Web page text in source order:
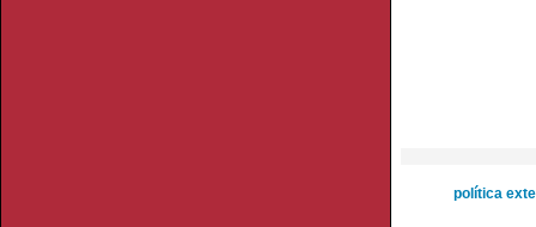
política